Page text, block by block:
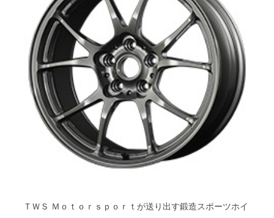
ＴＷＳ Ｍｏｔｏｒｓｐｏｒｔが送り出す鍛造スポーツホイ